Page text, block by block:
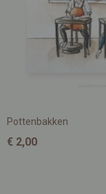
Pottenbakken
€ 2,00